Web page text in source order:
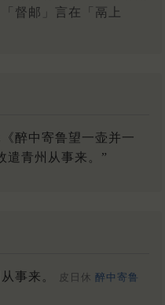
督邮」言在「鬲上
醉中寄鲁望一壶并一
遣青州从事来。”
事来。 皮日休 醉中寄鲁